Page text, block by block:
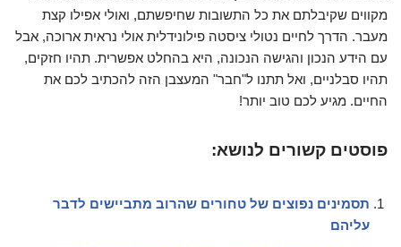
מקווים שקיבלתם את כל התשובות שחיפשתם, ואולי אפילו קצת
מעבר. הדרך לחיים נטולי ציסטה פילונידלית אולי נראית ארוכה, אבל
עם הידע הנכון והגישה הנכונה, היא בהחלט אפשרית. תהיו חזקים,
תהיו סבלניים, ואל תתנו ל"חבר" המעצבן הזה להכתיב לכם את
החיים. מגיע לכם טוב יותר!
פוסטים קשורים לנושא:
תסמינים נפוצים של טחורים שהרוב מתביישים לדבר
עליהם